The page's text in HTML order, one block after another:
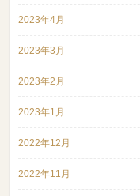
2023年4月
2023年3月
2023年2月
2023年1月
2022年12月
2022年11月